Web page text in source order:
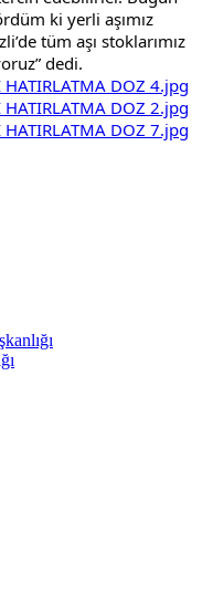
ki yerli aşımız
tüm aşı stoklarımız
dedi.